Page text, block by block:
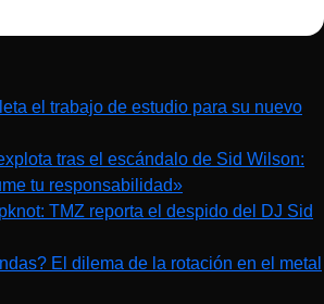
el trabajo de estudio para su nuevo
tras el escándalo de Sid Wilson:
tu responsabilidad»
TMZ reporta el despido del DJ Sid
El dilema de la rotación en el metal